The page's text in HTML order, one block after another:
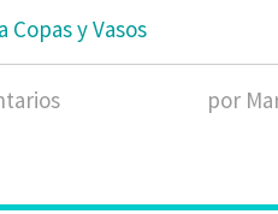
Copas y Vasos
por